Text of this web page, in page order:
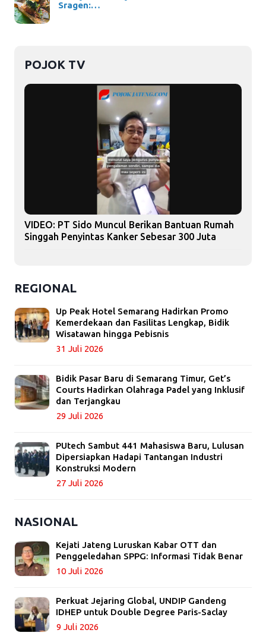
Sragen:…
POJOK TV
VIDEO: PT Sido Muncul Berikan Bantuan Rumah
Singgah Penyintas Kanker Sebesar 300 Juta
REGIONAL
Up Peak Hotel Semarang Hadirkan Promo
Kemerdekaan dan Fasilitas Lengkap, Bidik
Wisatawan hingga Pebisnis
31 Juli 2026
Bidik Pasar Baru di Semarang Timur, Get’s
Courts Hadirkan Olahraga Padel yang Inklusif
dan Terjangkau
29 Juli 2026
PUtech Sambut 441 Mahasiswa Baru, Lulusan
Dipersiapkan Hadapi Tantangan Industri
Konstruksi Modern
27 Juli 2026
NASIONAL
Kejati Jateng Luruskan Kabar OTT dan
Penggeledahan SPPG: Informasi Tidak Benar
10 Juli 2026
Perkuat Jejaring Global, UNDIP Gandeng
IDHEP untuk Double Degree Paris-Saclay
9 Juli 2026